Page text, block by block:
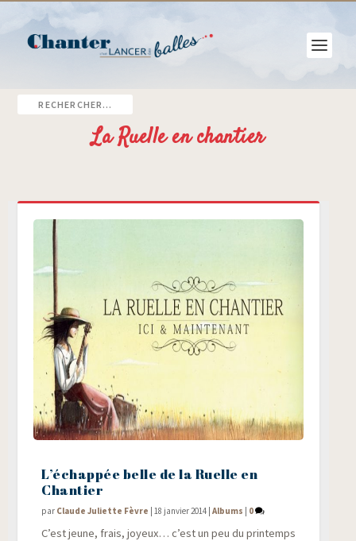
La Ruelle en chantier
L’échappée belle de la Ruelle en
Chantier
par Claude Juliette Fèvre | 18 janvier 2014 |Albums | 0
C’est jeune, frais, joyeux… c’est un peu du prin­temps